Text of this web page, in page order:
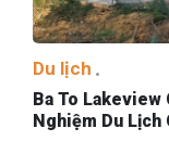
Du lịch
Ba To Lakeview
Nghiệm Du Lịch